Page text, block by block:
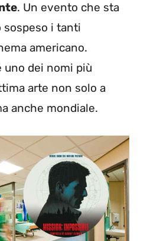
. Un evento che sta
i tanti
americano.
uno dei nomi più
arte non solo a
anche mondiale.